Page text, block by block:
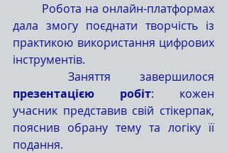
дала змогу поєднати творчість із
практикою використання цифрових
інструментів.
презентацією робіт: кожен
учасник представив свій стікерпак,
пояснив обрану тему та логіку її
подання.